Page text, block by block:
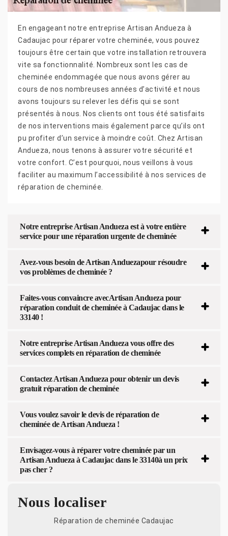
En engageant notre entreprise Artisan Andueza à
Cadaujac pour réparer votre cheminée, vous pouvez
toujours être certain que votre installation retrouvera
vite sa fonctionnalité. Nombreux sont les cas de
cheminée endommagée que nous avons gérer au
cours de nos nombreuses années d’activité et nous
avons toujours su relever les défis qui se sont
présentés à nous. Nos clients ont tous été satisfaits
de nos interventions mais également parce qu’ils ont
pu profiter d’un service à moindre coût. Chez Artisan
Andueza, nous tenons à assurer votre sécurité et
votre confort. C’est pourquoi, nous veillons à vous
faciliter au maximum l’accessibilité à nos services de
réparation de cheminée.
Notre entreprise Artisan Andueza est à votre entière
service pour une réparation urgente de cheminée
Avez-vous besoin de Artisan Anduezapour résoudre
vos problèmes de cheminée ?
Faites-vous convaincre avecArtisan Andueza pour
réparation conduit de cheminée à Cadaujac dans le
33140 !
Notre entreprise Artisan Andueza vous offre des
services complets en réparation de cheminée
Contactez Artisan Andueza pour obtenir un devis
gratuit réparation de cheminée
Vous voulez savoir le devis de réparation de
cheminée de Artisan Andueza !
Envisagez-vous à réparer votre cheminée par un
Artisan Andueza à Cadaujac dans le 33140à un prix
pas cher ?
Nous localiser
Réparation de cheminée Cadaujac